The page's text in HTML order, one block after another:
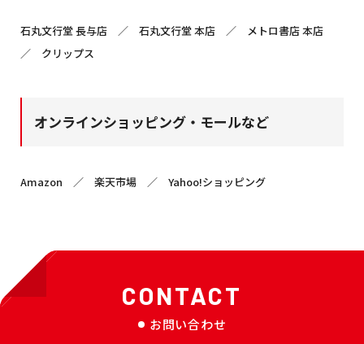
石丸文行堂 長与店 ／ 石丸文行堂 本店 ／ メトロ書店 本店
／ クリップス
オンラインショッピング・モールなど
Amazon ／ 楽天市場 ／ Yahoo!ショッピング
CONTACT
お問い合わせ